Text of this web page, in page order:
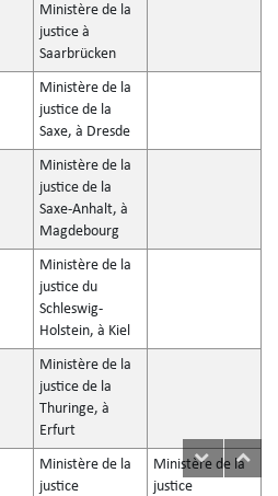
Ministère de la
justice à
Saarbrücken
Ministère de la
justice de la
Saxe, à Dresde
Ministère de la
justice de la
Saxe-Anhalt, à
Magdebourg
Ministère de la
justice du
Schleswig-
Holstein, à Kiel
Ministère de la
justice de la
Thuringe, à
Erfurt
Ministère de la
justice
Ministère de la
justice